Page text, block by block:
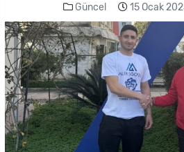
Güncel 15 Ocak